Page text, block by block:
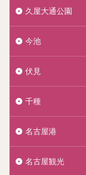
久屋大通公園
今池
伏見
千種
名古屋港
名古屋観光